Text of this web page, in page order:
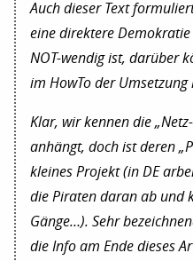
Auch dieser Text
eine direktere
NOT-wendig ist, darüber
im HowTo der Umsetzung
Klar, wir kennen die
anhängt, doch ist deren
kleines Projekt (in DE
die Piraten daran ab und
Gänge…). Sehr
die Info am Ende dieses